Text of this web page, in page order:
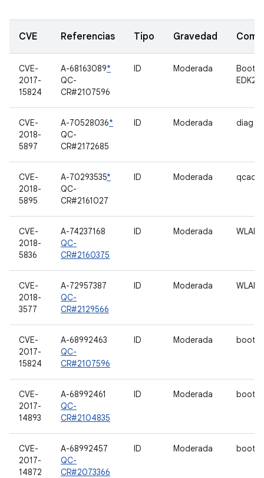
CVE Referencias Tipo Gravedad
CVE-
2017-
15824
A-68163089*
QC-
CR#2107596
ID Moderada
EDK2
CVE-
2018-
5897
A-70528036*
QC-
CR#2172685
ID Moderada diag
CVE-
2018-
5895
A-70293535*
QC-
CR#2161027
ID Moderada qcacld
CVE-
2018-
5836
A-74237168
QC-
CR#2160375
ID Moderada WLAN
CVE-
2018-
3577
A-72957387
QC-
CR#2129566
ID Moderada WLAN
CVE-
2017-
15824
A-68992463
QC-
CR#2107596
ID Moderada
CVE-
2017-
14893
A-68992461
QC-
CR#2104835
ID Moderada
CVE-
2017-
14872
A-68992457
QC-
CR#2073366
ID Moderada